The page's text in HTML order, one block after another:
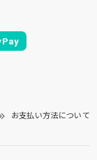
お支払い方法について